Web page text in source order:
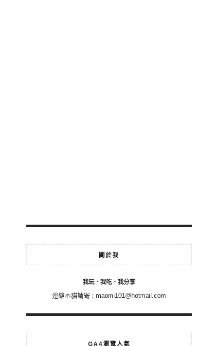
關於我
我玩．我吃．我分享
連絡本貓請寄 : maomi101@hotmail.com
GA4瀏覽人氣